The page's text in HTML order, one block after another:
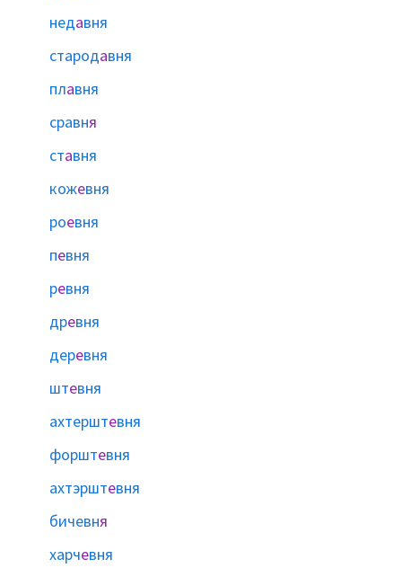
недавня
стародавня
плавня
сравня
ставня
кожевня
роевня
певня
ревня
древня
деревня
штевня
ахтерштевня
форштевня
ахтэрштевня
бичевня
харчевня